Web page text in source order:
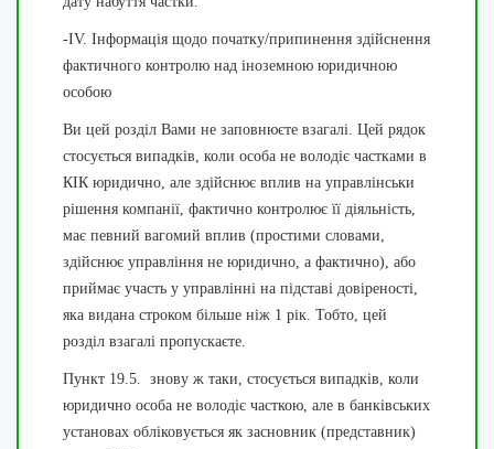
-IV. Інформація щодо початку/припинення здійснення
фактичного контролю над іноземною юридичною
особою
Ви цей розділ Вами не заповнюєте взагалі. Цей рядок
стосується випадків, коли особа не володіє частками в
КІК юридично, але здійснює вплив на управлінськи
рішення компанії, фактично контролює її діяльність,
має певний вагомий вплив (простими словами,
здійснює управління не юридично, а фактично), або
приймає участь у управлінні на підставі довіреності,
яка видана строком більше ніж 1 рік. Тобто, цей
розділ взагалі пропускаєте.
Пункт 19.5. знову ж таки, стосується випадків, коли
юридично особа не володіє часткою, але в банківських
установах обліковується як засновник (представник)